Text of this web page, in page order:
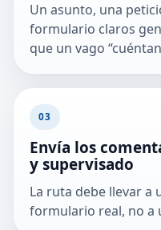
Un asunto, una
formulario claros
que un vago
03
Envía los
y supervisado
La ruta debe llevar a
formulario real, no a